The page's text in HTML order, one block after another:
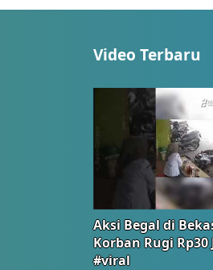
Video Terbaru
Aksi Begal di
Korban Rugi
#viral